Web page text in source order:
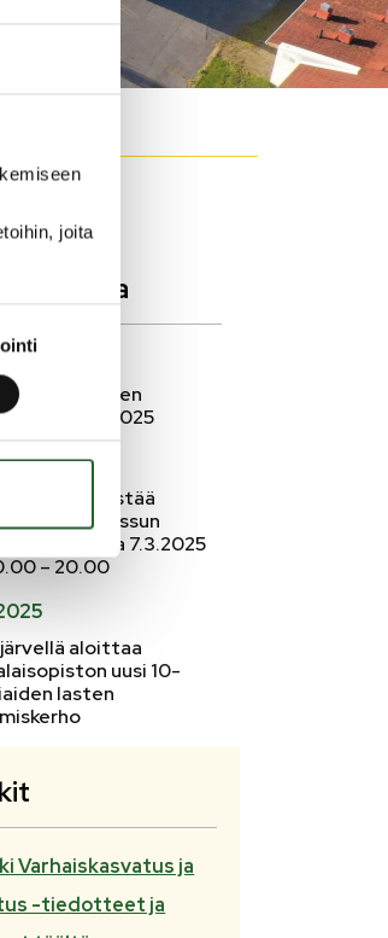
joita
alkaminen
6.8.2025
järjestää
reissun
perjantaina 7.3.2025
– 20.00
aloittaa
uusi 10-
lasten
Varhaiskasvatus ja
-tiedotteet ja